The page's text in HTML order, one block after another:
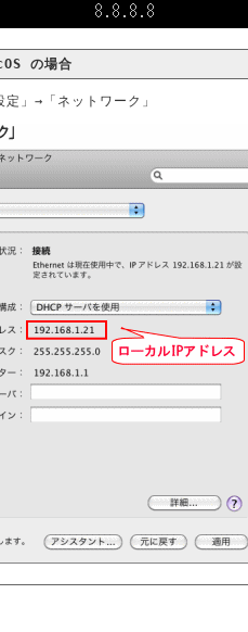
の場合
定」→「ネットワーク」